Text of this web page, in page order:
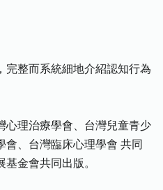
整而系統細地介紹認知行為
理治療學會、台灣兒童青少
、台灣臨床心理學會 共同
金會共同出版。